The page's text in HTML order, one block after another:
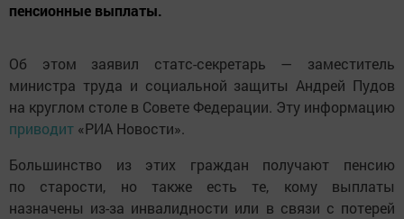
пенсионные выплаты.
Об этом заявил статс-секретарь — заместитель
министра труда и социальной защиты Андрей Пудов
на круглом столе в Совете Федерации. Эту информацию
приводит «РИА Новости».
Большинство из этих граждан получают пенсию
по старости, но также есть те, кому выплаты
назначены из-за инвалидности или в связи с потерей